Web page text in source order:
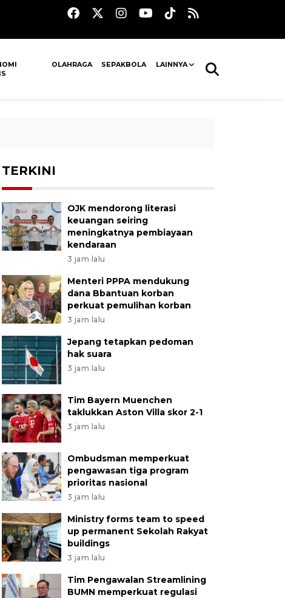
OLAHRAGA SEPAKBOLA LAINNYA
TERKINI
OJK mendorong literasi
keuangan seiring
meningkatnya pembiayaan
kendaraan
3 jam lalu
Menteri PPPA mendukung
dana Bbantuan korban
perkuat pemulihan korban
3 jam lalu
Jepang tetapkan pedoman
hak suara
3 jam lalu
Tim Bayern Muenchen
taklukkan Aston Villa skor 2-1
3 jam lalu
Ombudsman memperkuat
pengawasan tiga program
prioritas nasional
3 jam lalu
Ministry forms team to speed
up permanent Sekolah Rakyat
buildings
3 jam lalu
Tim Pengawalan Streamlining
BUMN memperkuat regulasi